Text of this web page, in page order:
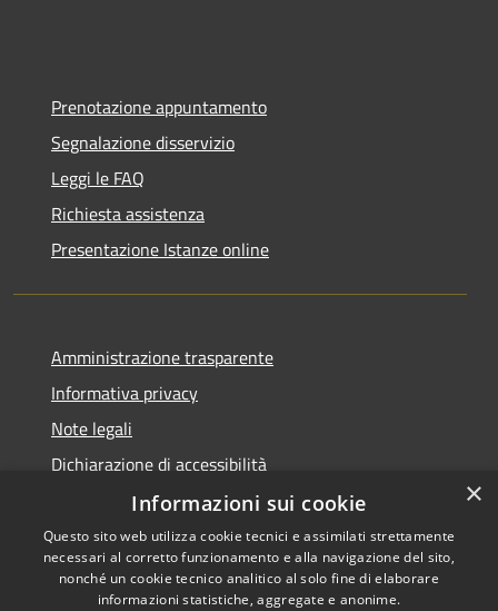
Prenotazione appuntamento
Segnalazione disservizio
Leggi le FAQ
Richiesta assistenza
Presentazione Istanze online
Amministrazione trasparente
Informativa privacy
Note legali
Dichiarazione di accessibilità
Accessibilità
Copyright © 2026 • Comune di
Caltanissetta • Powered by
×
Informazioni sui cookie
Questo sito web utilizza cookie tecnici e assimilati strettamente
necessari al corretto funzionamento e alla navigazione del sito,
nonché un cookie tecnico analitico al solo fine di elaborare
informazioni statistiche, aggregate e anonime.